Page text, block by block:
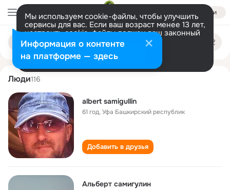
Войти
Мы используем cookie-файлы, чтобы улучшить
сервисы для вас. Если ваш возраст менее 13 лет,
настроить cookie-файлы должен ваш законный
представитель. Больше информации
Разрешить все Настроить
Поиск
людям
albert samigullin
Люди116
albert samigullin
61 год,Уфа Башкирский республик
Добавить в друзья
Альберт самигулин
Информация о контенте
на платформе — здесь